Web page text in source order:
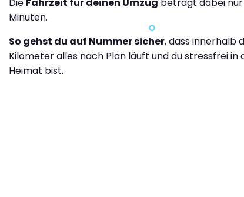
Die Fahrzeit für deinen Umzug beträgt dabei nur
Minuten.
So gehst du auf Nummer sicher, dass innerhalb
Kilometer alles nach Plan läuft und du stressfrei in
Heimat bist.